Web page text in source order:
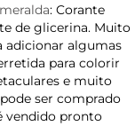
: Corante
de glicerina. Muito
adicionar algumas
para colorir
e muito
ser comprado
vendido pronto